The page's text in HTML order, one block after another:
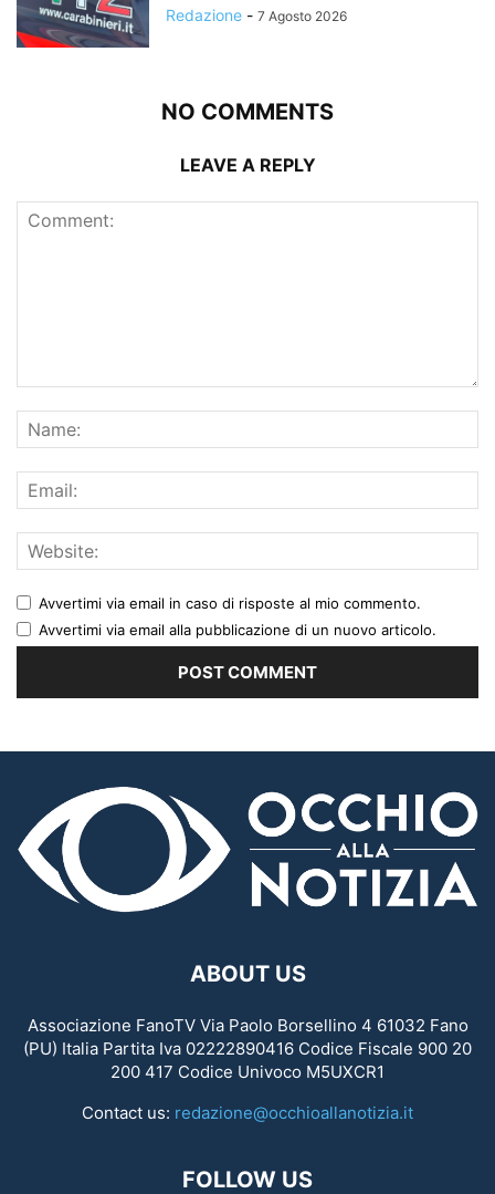
Redazione - 7 Agosto 2026
NO COMMENTS
LEAVE A REPLY
Avvertimi via email in caso di risposte al mio commento.
Avvertimi via email alla pubblicazione di un nuovo articolo.
ABOUT US
Associazione FanoTV Via Paolo Borsellino 4 61032 Fano
(PU) Italia Partita Iva 02222890416 Codice Fiscale 900 20
200 417 Codice Univoco M5UXCR1
Contact us: redazione@occhioallanotizia.it
FOLLOW US